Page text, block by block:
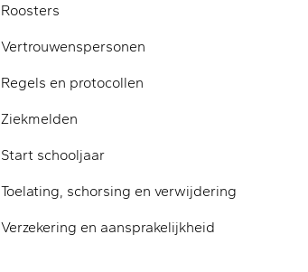
Roosters
Vertrouwenspersonen
Regels en protocollen
Ziekmelden
Start schooljaar
Toelating, schorsing en verwijdering
Verzekering en aansprakelijkheid